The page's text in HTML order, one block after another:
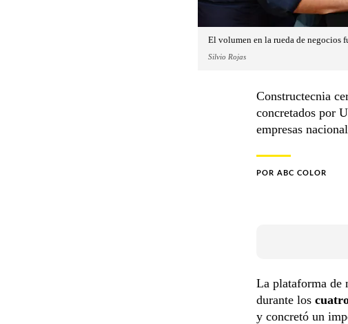
El volumen en la rueda de negocios
Silvio Rojas
Constructecnia
concretados por
empresas
POR ABC COLOR
La plataforma de
durante los
y concretó un